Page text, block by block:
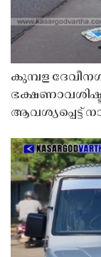
കുമ്പള
ആവശ്യപ്പെട്ട്